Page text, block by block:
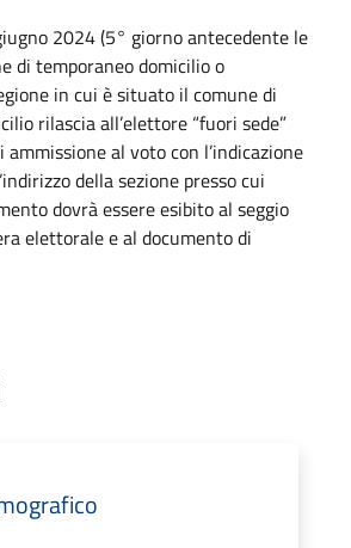
2024 (5° giorno antecedente le
di temporaneo domicilio o
in cui è situato il comune di
rilascia all’elettore “fuori sede”
ammissione al voto con l’indicazione
della sezione presso cui
dovrà essere esibito al seggio
elettorale e al documento di